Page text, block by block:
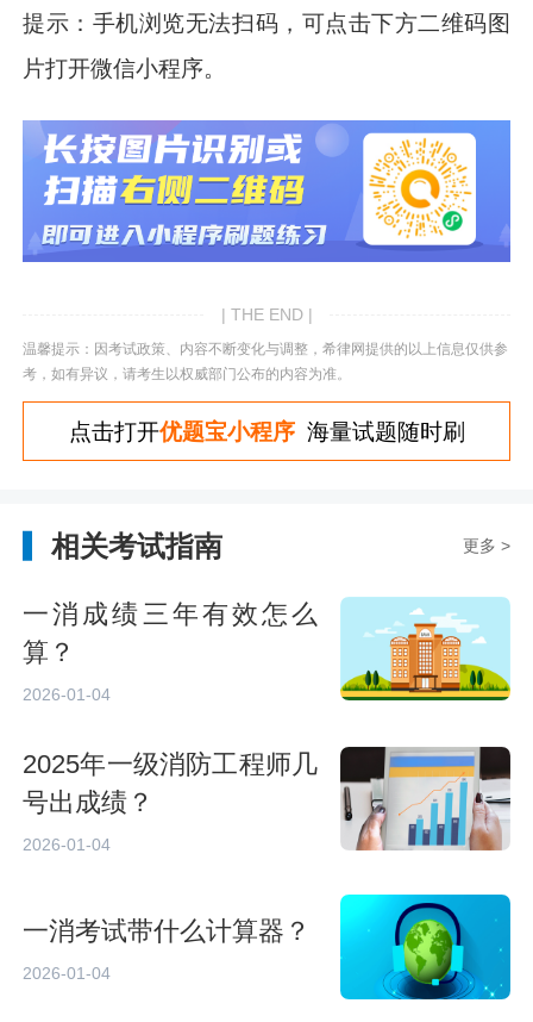
提示：手机浏览无法扫码，可点击下方二维码图
片打开微信小程序。
| THE END |
温馨提示：因考试政策、内容不断变化与调整，希律网提供的以上信息仅供参
考，如有异议，请考生以权威部门公布的内容为准。
点击打开优题宝小程序海量试题随时刷
相关考试指南 更多 >
一消成绩三年有效怎么
算？
2026-01-04
2025年一级消防工程师几
号出成绩？
2026-01-04
一消考试带什么计算器？
2026-01-04